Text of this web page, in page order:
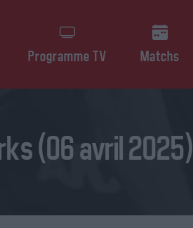
Programme TV Matchs
(06 avril 2025)